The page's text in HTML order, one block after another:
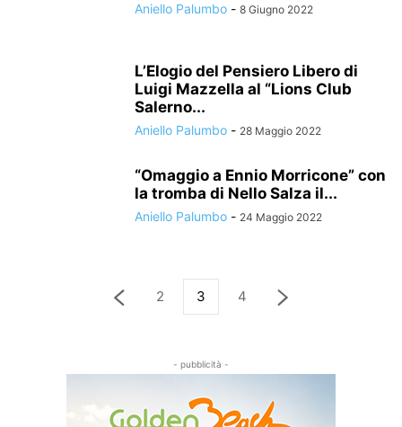
Aniello Palumbo - 8 Giugno 2022
L’Elogio del Pensiero Libero di
Luigi Mazzella al “Lions Club
Salerno...
Aniello Palumbo - 28 Maggio 2022
“Omaggio a Ennio Morricone” con
la tromba di Nello Salza il...
Aniello Palumbo - 24 Maggio 2022
2 3 4
- pubblicità -